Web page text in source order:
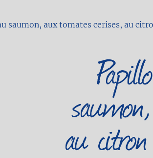
saumon, aux tomates cerises, au
au